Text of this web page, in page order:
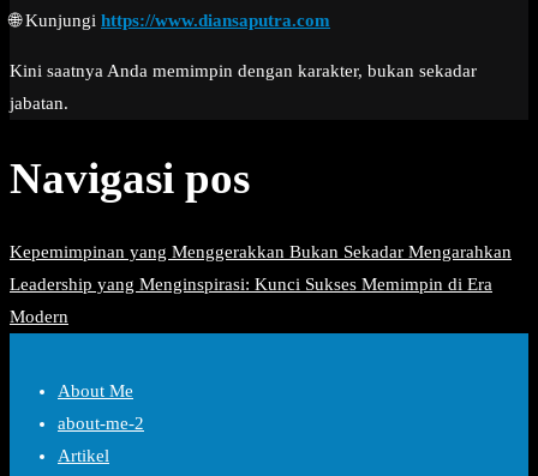
🌐 Kunjungi https://www.diansaputra.com
Kini saatnya Anda memimpin dengan karakter, bukan sekadar
jabatan.
Navigasi pos
Kepemimpinan yang Menggerakkan Bukan Sekadar Mengarahkan
Leadership yang Menginspirasi: Kunci Sukses Memimpin di Era
Modern
About Me
about-me-2
Artikel